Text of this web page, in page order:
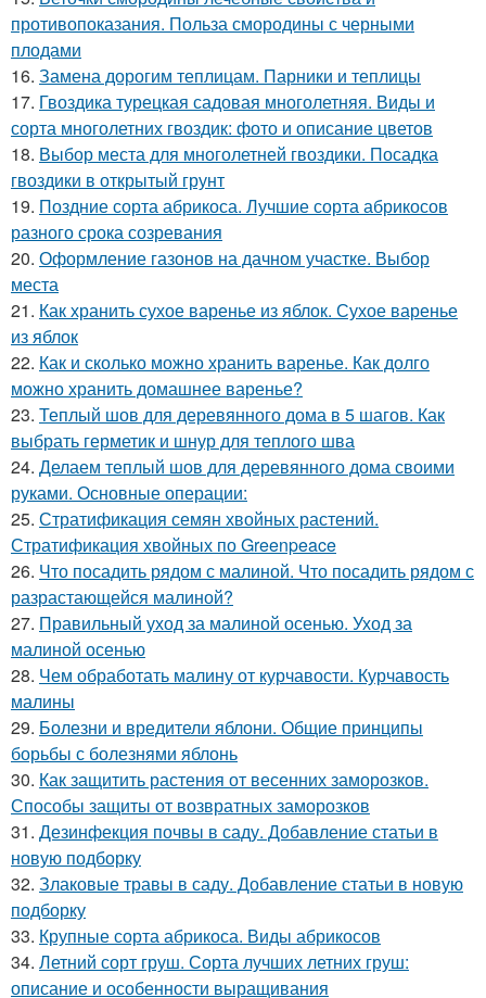
противопоказания. Польза смородины с черными
плодами
16. Замена дорогим теплицам. Парники и теплицы
17. Гвоздика турецкая садовая многолетняя. Виды и
сорта многолетних гвоздик: фото и описание цветов
18. Выбор места для многолетней гвоздики. Посадка
гвоздики в открытый грунт
19. Поздние сорта абрикоса. Лучшие сорта абрикосов
разного срока созревания
20. Оформление газонов на дачном участке. Выбор
места
21. Как хранить сухое варенье из яблок. Сухое варенье
из яблок
22. Как и сколько можно хранить варенье. Как долго
можно хранить домашнее варенье?
23. Теплый шов для деревянного дома в 5 шагов. Как
выбрать герметик и шнур для теплого шва
24. Делаем теплый шов для деревянного дома своими
руками. Основные операции:
25. Стратификация семян хвойных растений.
Стратификация хвойных по Greenpeace
26. Что посадить рядом с малиной. Что посадить рядом с
разрастающейся малиной?
27. Правильный уход за малиной осенью. Уход за
малиной осенью
28. Чем обработать малину от курчавости. Курчавость
малины
29. Болезни и вредители яблони. Общие принципы
борьбы с болезнями яблонь
30. Как защитить растения от весенних заморозков.
Способы защиты от возвратных заморозков
31. Дезинфекция почвы в саду. Добавление статьи в
новую подборку
32. Злаковые травы в саду. Добавление статьи в новую
подборку
33. Крупные сорта абрикоса. Виды абрикосов
34. Летний сорт груш. Сорта лучших летних груш:
описание и особенности выращивания